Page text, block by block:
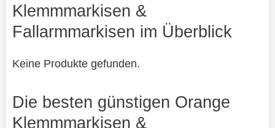
Klemmmarkisen &
Fallarmmarkisen im Überblick
Keine Produkte gefunden.
Die besten günstigen Orange
Klemmmarkisen &